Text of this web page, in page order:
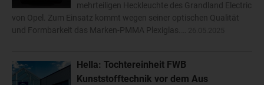
mehrteiligen Heckleuchte des Grandland Electric
von Opel. Zum Einsatz kommt wegen seiner optischen Qualität
und Formbarkeit das Marken-PMMA Plexiglas.…
Hella: Tochtereinheit FWB
Kunststofftechnik vor dem Aus